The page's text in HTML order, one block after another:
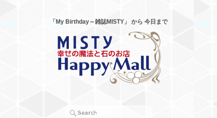
「My Birthday～雑誌MISTY」 から 今日まで